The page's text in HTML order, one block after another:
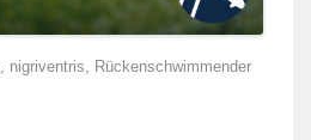
nigriventris
Rückenschwimmender